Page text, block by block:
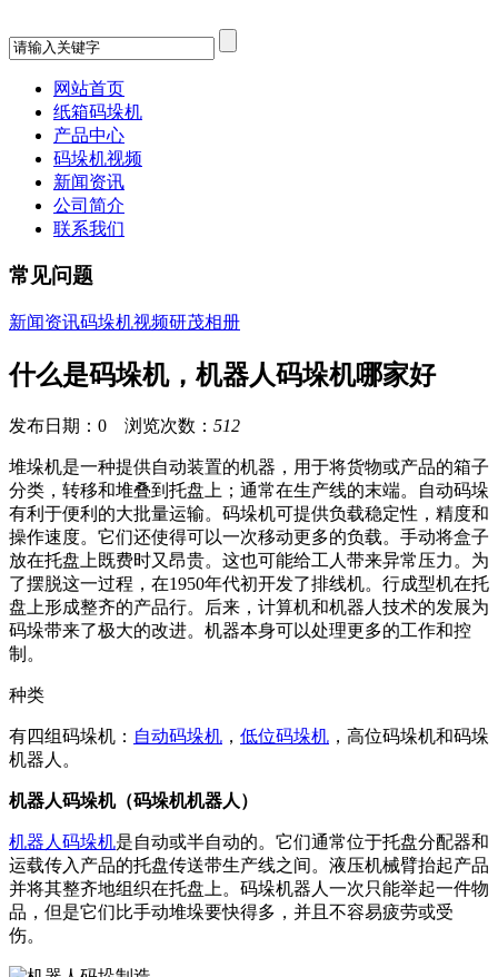
网站首页
纸箱码垛机
产品中心
码垛机视频
新闻资讯
公司简介
联系我们
常见问题
新闻资讯码垛机视频研茂相册
什么是码垛机，机器人码垛机哪家好
发布日期：0 浏览次数： 512
堆垛机是一种提供自动装置的机器，用于将货物或产品的箱子
分类，转移和堆叠到托盘上；通常在生产线的末端。自动码垛
有利于便利的大批量运输。码垛机可提供负载稳定性，精度和
操作速度。它们还使得可以一次移动更多的负载。手动将盒子
放在托盘上既费时又昂贵。这也可能给工人带来异常压力。为
了摆脱这一过程，在1950年代初开发了排线机。行成型机在托
盘上形成整齐的产品行。后来，计算机和机器人技术的发展为
码垛带来了极大的改进。机器本身可以处理更多的工作和控
制。
种类
有四组码垛机： 自动码垛机 ， 低位码垛机 ，高位码垛机和码垛
机器人。
机器人码垛机（码垛机机器人）
机器人码垛机是自动或半自动的。它们通常位于托盘分配器和
运载传入产品的托盘传送带生产线之间。液压机械臂抬起产品
并将其整齐地组织在托盘上。码垛机器人一次只能举起一件物
品，但是它们比手动堆垛要快得多，并且不容易疲劳或受
伤。